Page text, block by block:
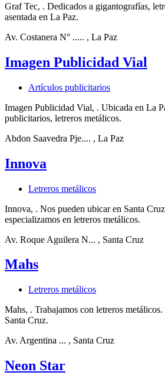
Graf Tec, . Dedicados a gigantografías,
asentada en La Paz.
Av. Costanera N° ..... , La Paz
Imagen Publicidad Vial
Artículos publicitarios
Imagen Publicidad Vial, . Ubicada en La
publicitarios, letreros metálicos.
Abdon Saavedra Pje.... , La Paz
Innova
Letreros metálicos
Innova, . Nos pueden ubicar en Santa
especializamos en letreros metálicos.
Av. Roque Aguilera N... , Santa Cruz
Mahs
Letreros metálicos
Mahs, . Trabajamos con letreros
Santa Cruz.
Av. Argentina ... , Santa Cruz
Neon Star